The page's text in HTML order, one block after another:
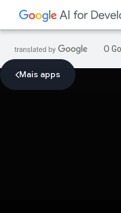
O
Mais apps